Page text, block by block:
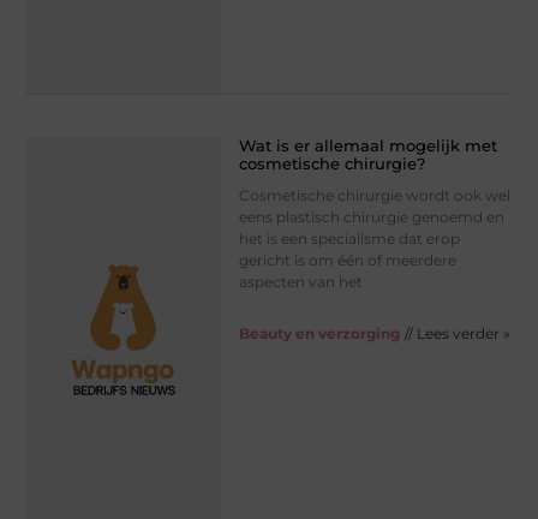
Wat is er allemaal mogelijk met
cosmetische chirurgie?
Cosmetische chirurgie wordt ook wel
eens plastisch chirurgie genoemd en
het is een specialisme dat erop
gericht is om één of meerdere
aspecten van het
Beauty en verzorging // Lees verder »